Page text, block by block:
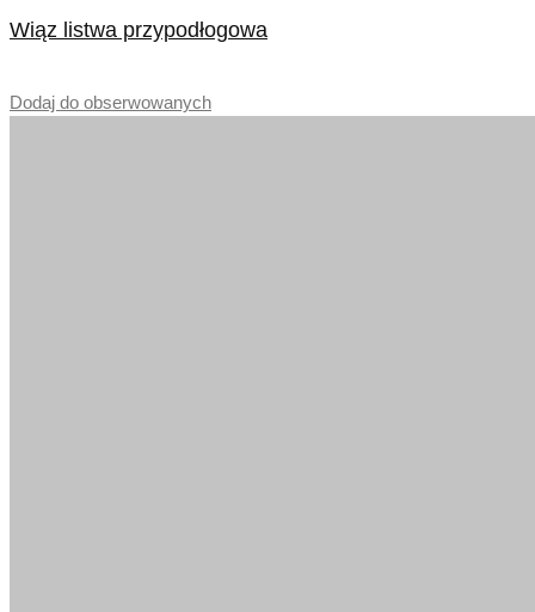
Wiąz listwa przypodłogowa
Dodaj do obserwowanych